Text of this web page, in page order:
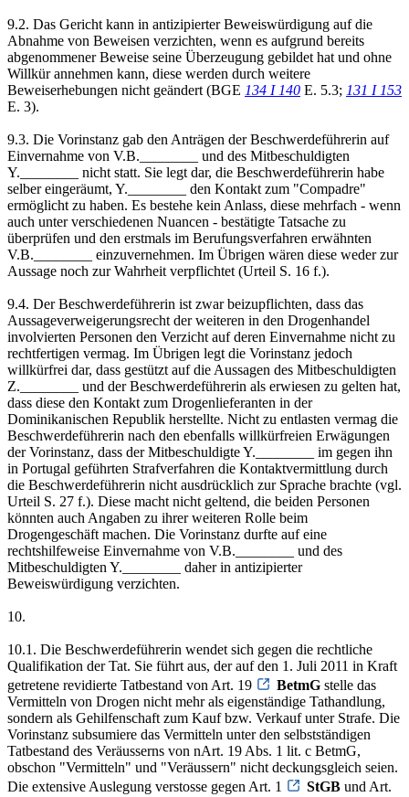
9.2. Das Gericht kann in antizipierter Beweiswürdigung auf die
Abnahme von Beweisen verzichten, wenn es aufgrund bereits
abgenommener Beweise seine Überzeugung gebildet hat und ohne
Willkür annehmen kann, diese werden durch weitere
Beweiserhebungen nicht geändert (BGE 134 I 140 E. 5.3; 131 I 153
E. 3).
9.3. Die Vorinstanz gab den Anträgen der Beschwerdeführerin auf
Einvernahme von V.B.________ und des Mitbeschuldigten
Y.________ nicht statt. Sie legt dar, die Beschwerdeführerin habe
selber eingeräumt, Y.________ den Kontakt zum "Compadre"
ermöglicht zu haben. Es bestehe kein Anlass, diese mehrfach - wenn
auch unter verschiedenen Nuancen - bestätigte Tatsache zu
überprüfen und den erstmals im Berufungsverfahren erwähnten
V.B.________ einzuvernehmen. Im Übrigen wären diese weder zur
Aussage noch zur Wahrheit verpflichtet (Urteil S. 16 f.).
9.4. Der Beschwerdeführerin ist zwar beizupflichten, dass das
Aussageverweigerungsrecht der weiteren in den Drogenhandel
involvierten Personen den Verzicht auf deren Einvernahme nicht zu
rechtfertigen vermag. Im Übrigen legt die Vorinstanz jedoch
willkürfrei dar, dass gestützt auf die Aussagen des Mitbeschuldigten
Z.________ und der Beschwerdeführerin als erwiesen zu gelten hat,
dass diese den Kontakt zum Drogenlieferanten in der
Dominikanischen Republik herstellte. Nicht zu entlasten vermag die
Beschwerdeführerin nach den ebenfalls willkürfreien Erwägungen
der Vorinstanz, dass der Mitbeschuldigte Y.________ im gegen ihn
in Portugal geführten Strafverfahren die Kontaktvermittlung durch
die Beschwerdeführerin nicht ausdrücklich zur Sprache brachte (vgl.
Urteil S. 27 f.). Diese macht nicht geltend, die beiden Personen
könnten auch Angaben zu ihrer weiteren Rolle beim
Drogengeschäft machen. Die Vorinstanz durfte auf eine
rechtshilfeweise Einvernahme von V.B.________ und des
Mitbeschuldigten Y.________ daher in antizipierter
Beweiswürdigung verzichten.
10.
10.1. Die Beschwerdeführerin wendet sich gegen die rechtliche
Qualifikation der Tat. Sie führt aus, der auf den 1. Juli 2011 in Kraft
getretene revidierte Tatbestand von Art. 19
BetmG stelle das
Vermitteln von Drogen nicht mehr als eigenständige Tathandlung,
sondern als Gehilfenschaft zum Kauf bzw. Verkauf unter Strafe. Die
Vorinstanz subsumiere das Vermitteln unter den selbstständigen
Tatbestand des Veräusserns von nArt. 19 Abs. 1 lit. c BetmG,
obschon "Vermitteln" und "Veräussern" nicht deckungsgleich seien.
Die extensive Auslegung verstosse gegen Art. 1
StGB und Art.